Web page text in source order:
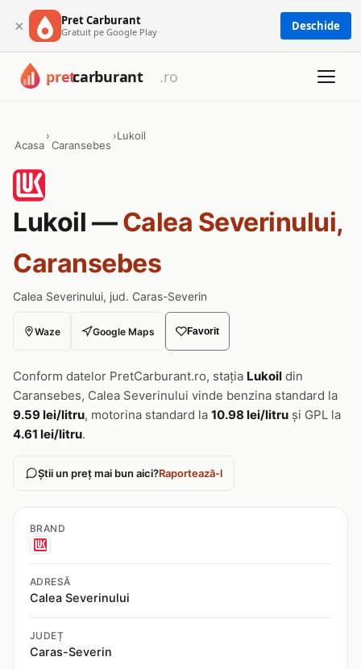
× Pret Carburant
Gratuit pe Google Play Deschide
Acasa
›
Caransebes
›Lukoil
Lukoil —Calea Severinului,
Caransebes
Calea Severinului, jud. Caras-Severin
Waze Google Maps Favorit
Conform datelor PretCarburant.ro, stația Lukoil din
Caransebes, Calea Severinului vinde benzina standard la
9.59 lei/litru, motorina standard la 10.98 lei/litru și GPL la
4.61 lei/litru.
Știi un preț mai bun aici?Raportează-l
BRAND
ADRESĂ
Calea Severinului
JUDEȚ
Caras-Severin